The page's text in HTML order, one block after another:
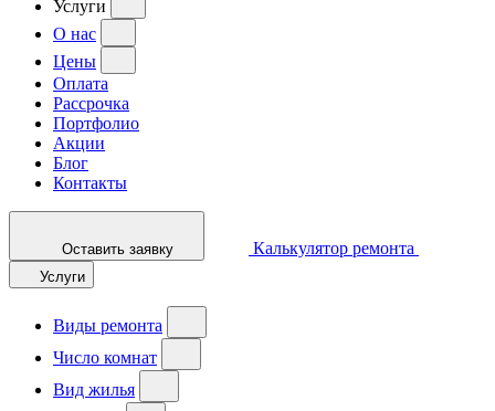
Услуги
О нас
Цены
Оплата
Рассрочка
Портфолио
Акции
Блог
Контакты
Оставить заявку Калькулятор ремонта
Услуги
Виды ремонта
Число комнат
Вид жилья